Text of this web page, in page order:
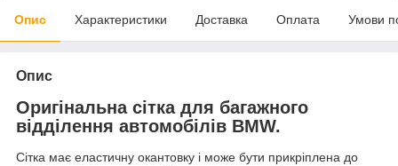
Опис Характеристики Доставка Оплата Умови
Опис
Оригінальна сітка для багажного
відділення автомобілів BMW.
Сітка має еластичну окантовку і може бути прикріплена до